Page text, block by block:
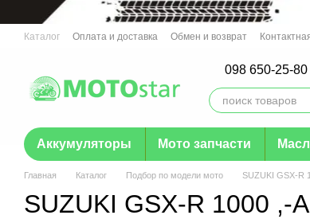
Перейти к основному контенту
Каталог Оплата и доставка Обмен и возврат
098 650-25-80
Аккумуляторы Мото запчасти
Главная Каталог Подбор по модели мото SUZUKI GSX-R
SUZUKI GSX-R 1000 ,-